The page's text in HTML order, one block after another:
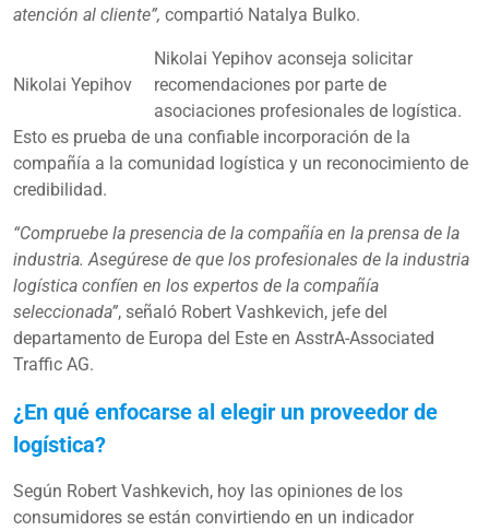
atención al cliente”, compartió Natalya Bulko.
Nikolai Yepihov
Nikolai Yepihov aconseja solicitar
recomendaciones por parte de
asociaciones profesionales de logística.
Esto es prueba de una confiable incorporación de la
compañía a la comunidad logística y un reconocimiento de
credibilidad.
“Compruebe la presencia de la compañía en la prensa de la
industria. Asegúrese de que los profesionales de la industria
logística confíen en los expertos de la compañía
seleccionada”, señaló Robert Vashkevich, jefe del
departamento de Europa del Este en AsstrA-Associated
Traffic AG.
¿En qué enfocarse al elegir un proveedor de
logística?
Según Robert Vashkevich, hoy las opiniones de los
consumidores se están convirtiendo en un indicador